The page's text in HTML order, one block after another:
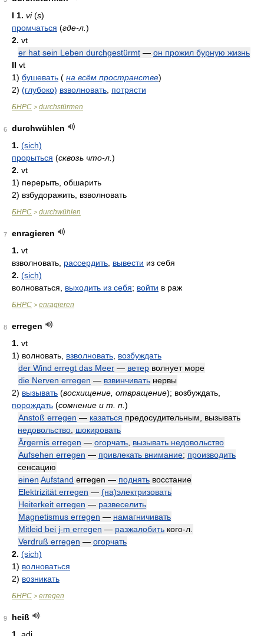
I 1. vi(s)
промчаться (где-л. )
2. vt
er hat sein Leben durchgestürmt — он прожил бурную жизнь
II vt
1) бушевать ( на всём пространстве)
2) (глубоко) взволновать потрясти
БНРС > durchstürmen
6
durchwühlen
1. (sich)
прорыться (сквозь что-л. )
2. vt
1) перерыть, обшарить
2) взбудоражить, взволновать
БНРС > durchwühlen
7
enragieren
1. vt
взволновать, рассердить вывести из себя
2. (sich)
волноваться, выходить из себя; войти в раж
БНРС > enragieren
8
erregen
1. vt
1) волновать, взволновать возбуждать
der Wind erregt das Meer — ветер волнует море
die Nerven erregen — взвинчивать нервы
2) вызывать (восхищение, отвращение); возбуждать,
порождать (сомнение и т. п. )
Anstoß erregen — казаться предосудительным, вызывать
недовольство шокировать
Ärgernis erregen — огорчать вызывать недовольство
Aufsehen erregen — привлекать внимание; производить
сенсацию
einen Aufstand erregen — поднять восстание
Elektrizität erregen — (на)электризовать
Heiterkeit erregen — развеселить
Magnetismus erregen — намагничивать
Mitleid bei j-m erregen — разжалобить кого-л.
Verdruß erregen — огорчать
2. (sich)
1) волноваться
2) возникать
БНРС > erregen
9
heiß